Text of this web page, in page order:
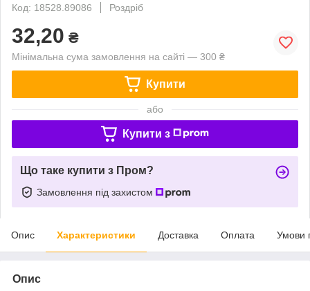
Код: 18528.89086
Роздріб
32,20 ₴
Мінімальна сума замовлення на сайті — 300 ₴
Купити
або
Купити з
Що таке купити з Пром?
Замовлення під захистом
Опис Характеристики Доставка Оплата Умови
Опис